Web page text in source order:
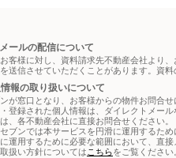
ールの配信について
客様に対し、資料請求先不動産会社より
送信させていただくことがあります。資
報の取り扱いについて
が窓口となり、お客様からの物件お問合
登録された個人情報は、ダイレクトメー
、各不動産会社に直接お問合せください。
ブンでは本サービスを円滑に運用するた
運用するために必要な範囲において、直
扱い方針についてはこちらをご覧ください